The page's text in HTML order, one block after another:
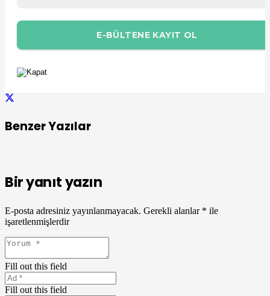
Benzer Yazılar
Bir yanıt yazın
E-posta adresiniz yayınlanmayacak. Gerekli alanlar * ile
işaretlenmişlerdir
Fill out this field
Fill out this field